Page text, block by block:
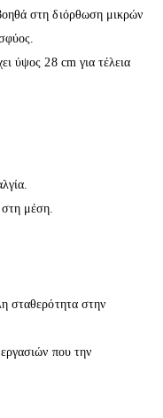
στη διόρθωση μικρών
ύψος 28 cm για τέλεια
μέση.
σταθερότητα στην
που την